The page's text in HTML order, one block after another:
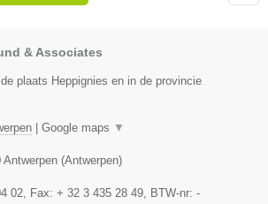
& Associates
plaats Heppignies en in de provincie
Google maps ▼
Antwerpen (Antwerpen)
02 , Fax: + 32 3 435 28 49 , BTW-nr: -